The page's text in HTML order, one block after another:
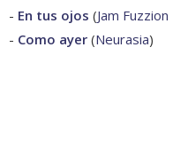
- En tus ojos (Jam Fuzzion
- Como ayer (Neurasia)